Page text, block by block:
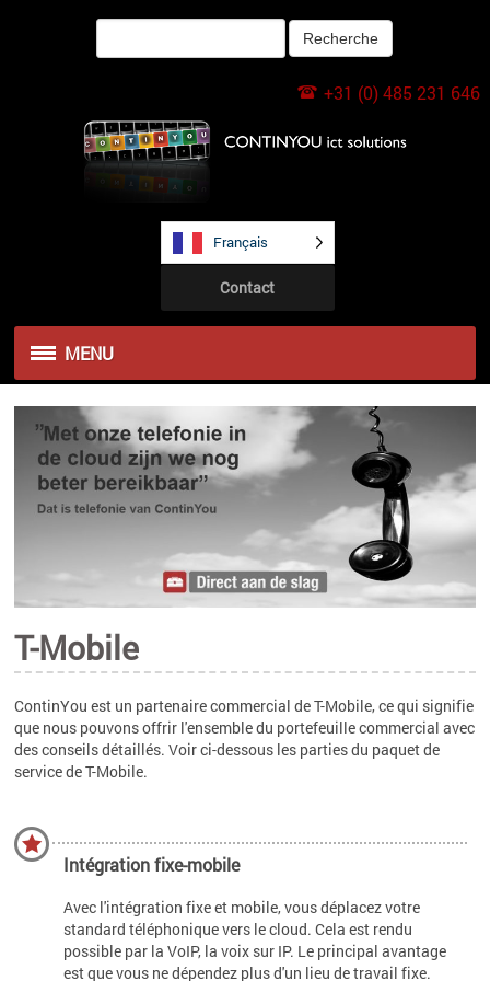
+31 (0) 485 231 646
Français
Contact
MENU
T-Mobile
ContinYou est un partenaire commercial de T-Mobile, ce qui signifie
que nous pouvons offrir l'ensemble du portefeuille commercial avec
des conseils détaillés. Voir ci-dessous les parties du paquet de
service de T-Mobile.
Intégration fixe-mobile
Avec l'intégration fixe et mobile, vous déplacez votre
standard téléphonique vers le cloud. Cela est rendu
possible par la VoIP, la voix sur IP. Le principal avantage
est que vous ne dépendez plus d'un lieu de travail fixe.